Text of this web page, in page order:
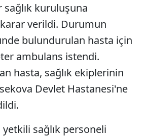
kuruluşuna
verildi. Durumun
bulundurulan hasta için
ambulans istendi.
hasta, sağlık ekiplerinin
Devlet Hastanesi'ne
sağlık personeli